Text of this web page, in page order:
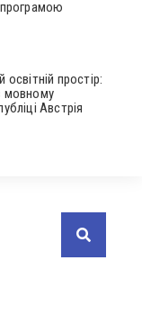
програмою
освітній простір:
мовному
Австрія